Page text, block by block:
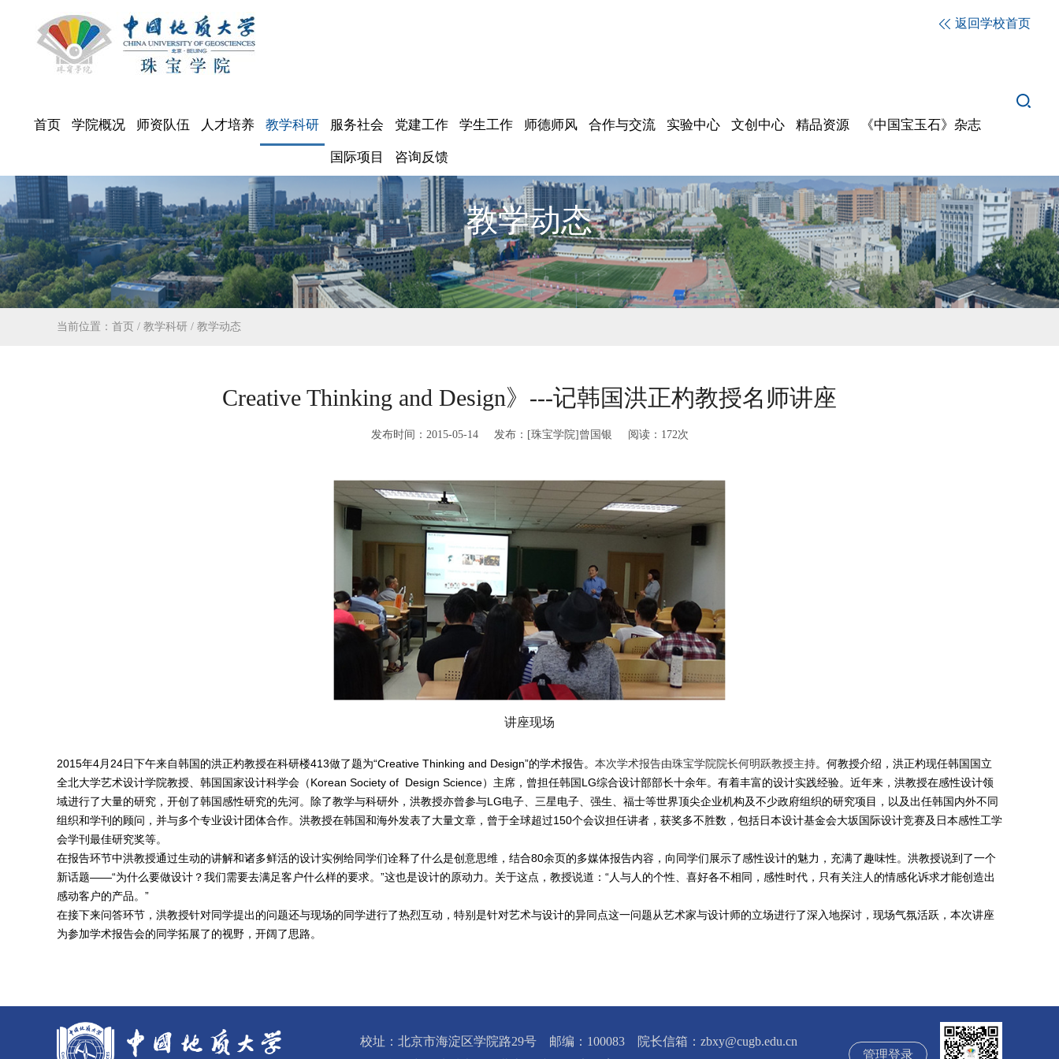
返回学校首页
首页 学院概况 师资队伍 人才培养 教学科研 服务社会 党建工作 学生工作 师德师风 合作与交流 实验中心 文创中心 精品资源 《中国宝玉石》杂志
国际项目 咨询反馈
教学动态
当前位置： 首页 / 教学科研 / 教学动态
Creative Thinking and Design》---记韩国洪正杓教授名师讲座
发布时间：2015-05-14 发布：[珠宝学院]曾国银 阅读： 172次
讲座现场
2015年4月 24日下午来自韩国的洪正杓教授在科研楼413做了题为“Creative Thinking and Design”的学术报告。 本次学术报告由珠宝学院院长何明跃教授主持。何教授介绍，洪正杓现任韩国国立
全北大学艺术设计学院教授、韩国国家设计科学会（Korean Society of Design Science）主席，曾担任韩国LG综合设计部部长十余年。有着丰富的设计实践经验。近年来，洪教授在感性设计领
域进行了大量的研究，开创了韩国感性研究的先河。除了教学与科研外，洪教授亦曾参与LG电子、三星电子、强生、福士等世界顶尖企业机构及不少政府组织的研究项目，以及出任韩国内外不同
组织和学刊的顾问，并与多个专业设计团体合作。洪教授在韩国和海外发表了大量文章，曾于全球超过150个会议担任讲者，获奖多不胜数，包括日本设计基金会大坂国际设计竞赛及日本感性工学
会学刊最佳研究奖等。
在报告环节中洪教授通过生动的讲解和诸多鲜活的设计实例给同学们诠释了什么是创意思维，结合80余页的多媒体报告内容，向同学们展示了感性设计的魅力，充满了趣味性。洪教授说到了一个
新话题——“为什么要做设计？我们需要去满足客户什么样的要求。”这也是设计的原动力。关于这点，教授说道：“人与人的个性、喜好各不相同，感性时代，只有关注人的情感化诉求才能创造出
感动客户的产品。”
在接下来问答环节，洪教授针对同学提出的问题还与现场的同学进行了热烈互动，特别是针对艺术与设计的异同点这一问题从艺术家与设计师的立场进行了深入地探讨，现场气氛活跃，本次讲座
为参加学术报告会的同学拓展了的视野，开阔了思路。
校址：北京市海淀区学院路29号 邮编：100083 院长信箱：zbxy@cugb.edu.cn
管理登录